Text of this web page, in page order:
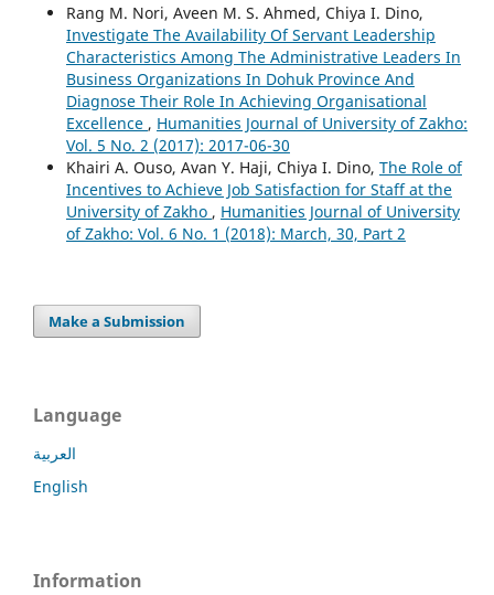
Rang M. Nori, Aveen M. S. Ahmed, Chiya I. Dino,
Investigate The Availability Of Servant Leadership
Characteristics Among The Administrative Leaders In
Business Organizations In Dohuk Province And
Diagnose Their Role In Achieving Organisational
Excellence , Humanities Journal of University of Zakho:
Vol. 5 No. 2 (2017): 2017-06-30
Khairi A. Ouso, Avan Y. Haji, Chiya I. Dino, The Role of
Incentives to Achieve Job Satisfaction for Staff at the
University of Zakho , Humanities Journal of University
of Zakho: Vol. 6 No. 1 (2018): March, 30, Part 2
Make a Submission
Language
العربية
English
Information